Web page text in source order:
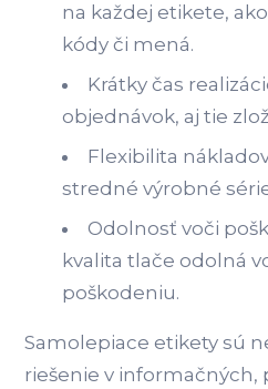
na každej etikete,
kódy či mená.
Krátky čas
objednávok, aj tie
Flexibilita
stredné výrobné
Odolnosť voči
kvalita tlače odolná
poškodeniu.
Samolepiace etikety sú
riešenie v informačných,